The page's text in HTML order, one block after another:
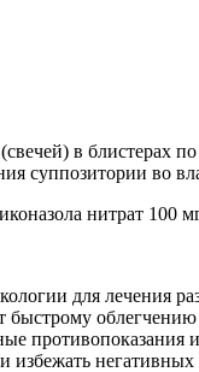
в блистерах
суппозитории во
нитрат 100
для лечения
быстрому
негативных